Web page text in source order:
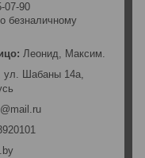
07-90
безналичному
Леонид, Максим.
ул. Шабаны 14а,